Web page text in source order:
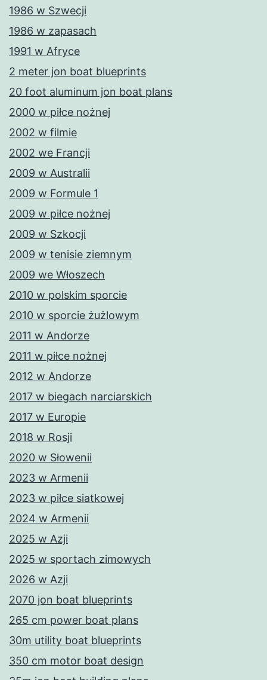
1986 w Szwecji
1986 w zapasach
1991 w Afryce
2 meter jon boat blueprints
20 foot aluminum jon boat plans
2000 w piłce nożnej
2002 w filmie
2002 we Francji
2009 w Australii
2009 w Formule 1
2009 w piłce nożnej
2009 w Szkocji
2009 w tenisie ziemnym
2009 we Włoszech
2010 w polskim sporcie
2010 w sporcie żużlowym
2011 w Andorze
2011 w piłce nożnej
2012 w Andorze
2017 w biegach narciarskich
2017 w Europie
2018 w Rosji
2020 w Słowenii
2023 w Armenii
2023 w piłce siatkowej
2024 w Armenii
2025 w Azji
2025 w sportach zimowych
2026 w Azji
2070 jon boat blueprints
265 cm power boat plans
30m utility boat blueprints
350 cm motor boat design